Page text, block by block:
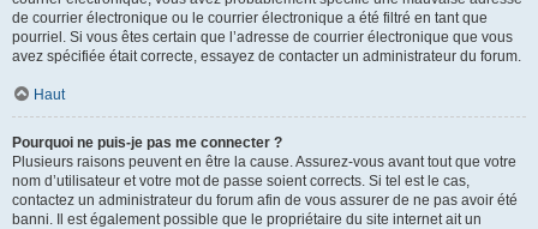
de courrier électronique ou le courrier électronique a été filtré en tant que
pourriel. Si vous êtes certain que l’adresse de courrier électronique que vous
avez spécifiée était correcte, essayez de contacter un administrateur du forum.
Haut
Pourquoi ne puis-je pas me connecter ?
Plusieurs raisons peuvent en être la cause. Assurez-vous avant tout que votre
nom d’utilisateur et votre mot de passe soient corrects. Si tel est le cas,
contactez un administrateur du forum afin de vous assurer de ne pas avoir été
banni. Il est également possible que le propriétaire du site internet ait un